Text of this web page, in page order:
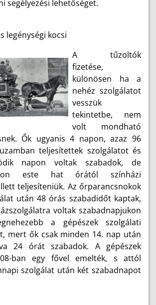
segélyezési lehetőséget.
legénységi kocsi
A tűzoltók
fizetése,
különösen ha a
nehéz szolgálatot
vesszük
tekintetbe, nem
volt mondható
Ők ugyanis 4 napon, azaz 96
teljesítettek szolgálatot és
napon voltak szabadok, de
este hat órától színházi
teljesíteniük. Az őrparancsnokok
után 48 órás szabadidőt kaptak,
voltak szabadnapjukon
a gépészek szolgálati
mert ők csak minden 14. nap után
24 órát szabadok. A gépészek
ban egy fővel emelték, s attól
szolgálat után két szabadnapot